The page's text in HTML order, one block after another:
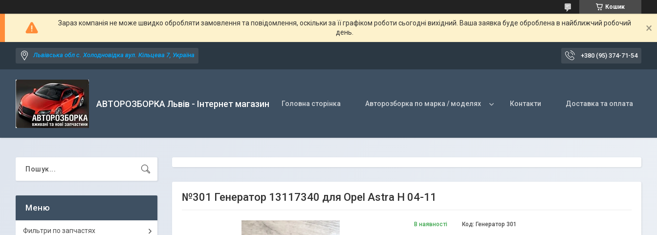
Кошик
Зараз компанія не може швидко обробляти замовлення та повідомлення, оскільки за її графіком роботи сьогодні вихідний. Ваша заявка буде оброблена в найближчий робочий
день.
Львівська обл с. Холодновідка вул. Кільцева 7, Україна +380 (95) 374-71-54
АВТОРОЗБОРКА Львів - Інтернет магазин Головна сторінка Авторозборка по марка / моделях Контакти Доставка та оплата
№301 Генератор 13117340 для Opel Astra H 04-11
В наявності Код: Генератор 301
Фильтри по запчастях